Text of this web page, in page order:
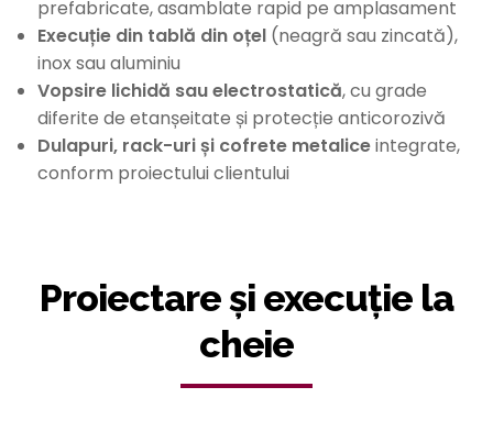
prefabricate, asamblate rapid pe amplasament
Execuție din tablă din oțel (neagră sau zincată),
inox sau aluminiu
Vopsire lichidă sau electrostatică, cu grade
diferite de etanșeitate și protecție anticorozivă
Dulapuri, rack-uri și cofrete metaliceintegrate,
conform proiectului clientului
Proiectare și execuție la
cheie